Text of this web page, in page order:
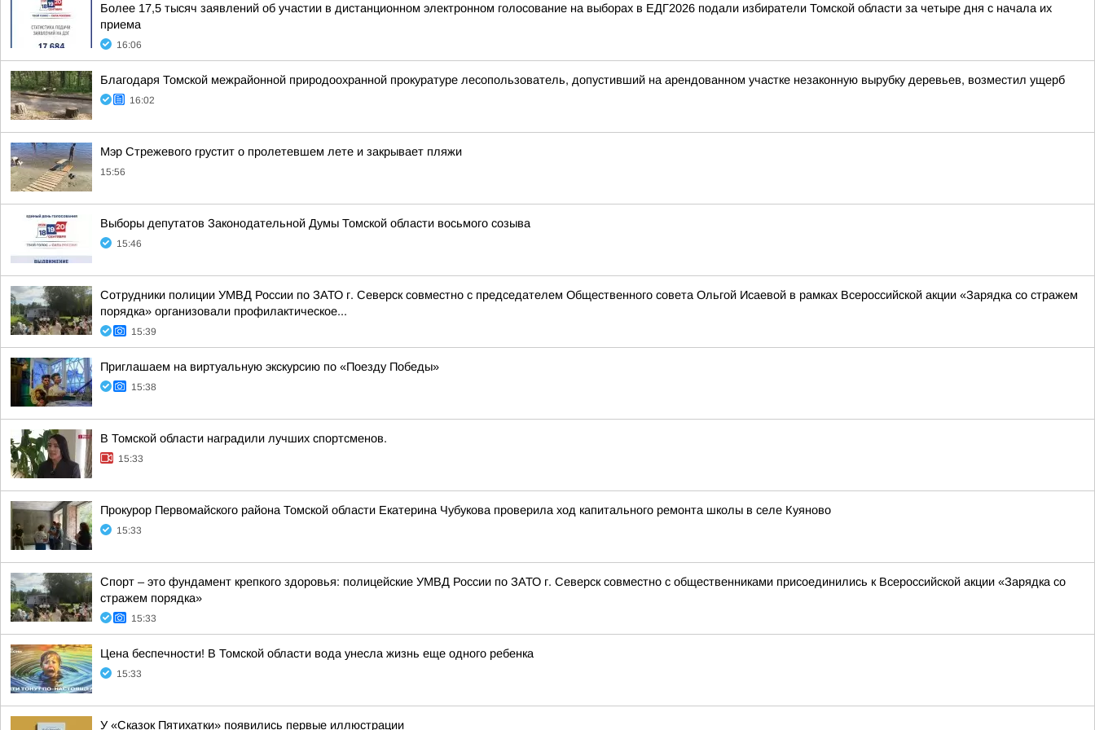
Более 17,5 тысяч заявлений об участии в дистанционном электронном голосование на выборах в ЕДГ2026 подали избиратели Томской области за четыре дня с начала их
приема
16:06
Благодаря Томской межрайонной природоохранной прокуратуре лесопользователь, допустивший на арендованном участке незаконную вырубку деревьев, возместил ущерб
16:02
Мэр Стрежевого грустит о пролетевшем лете и закрывает пляжи
15:56
Выборы депутатов Законодательной Думы Томской области восьмого созыва
15:46
Сотрудники полиции УМВД России по ЗАТО г. Северск совместно с председателем Общественного совета Ольгой Исаевой в рамках Всероссийской акции «Зарядка со стражем
порядка» организовали профилактическое...
15:39
Приглашаем на виртуальную экскурсию по «Поезду Победы»
15:38
В Томской области наградили лучших спортсменов.
15:33
Прокурор Первомайского района Томской области Екатерина Чубукова проверила ход капитального ремонта школы в селе Куяново
15:33
Спорт – это фундамент крепкого здоровья: полицейские УМВД России по ЗАТО г. Северск совместно с общественниками присоединились к Всероссийской акции «Зарядка со
стражем порядка»
15:33
Цена беспечности! В Томской области вода унесла жизнь еще одного ребенка
15:33
У «Сказок Пятихатки» появились первые иллюстрации